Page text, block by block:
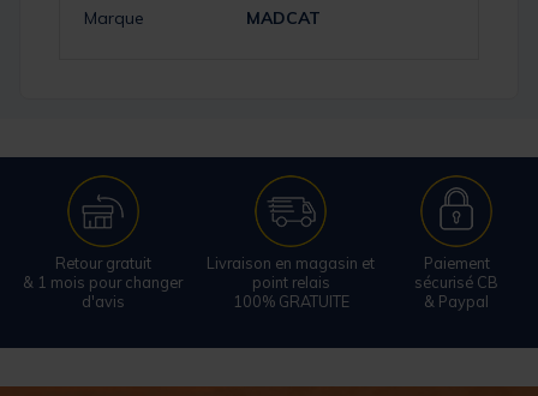
Marque
MADCAT
Retour gratuit
& 1 mois pour changer
d'avis
Livraison en magasin et
point relais
100% GRATUITE
Paiement
sécurisé CB
& Paypal